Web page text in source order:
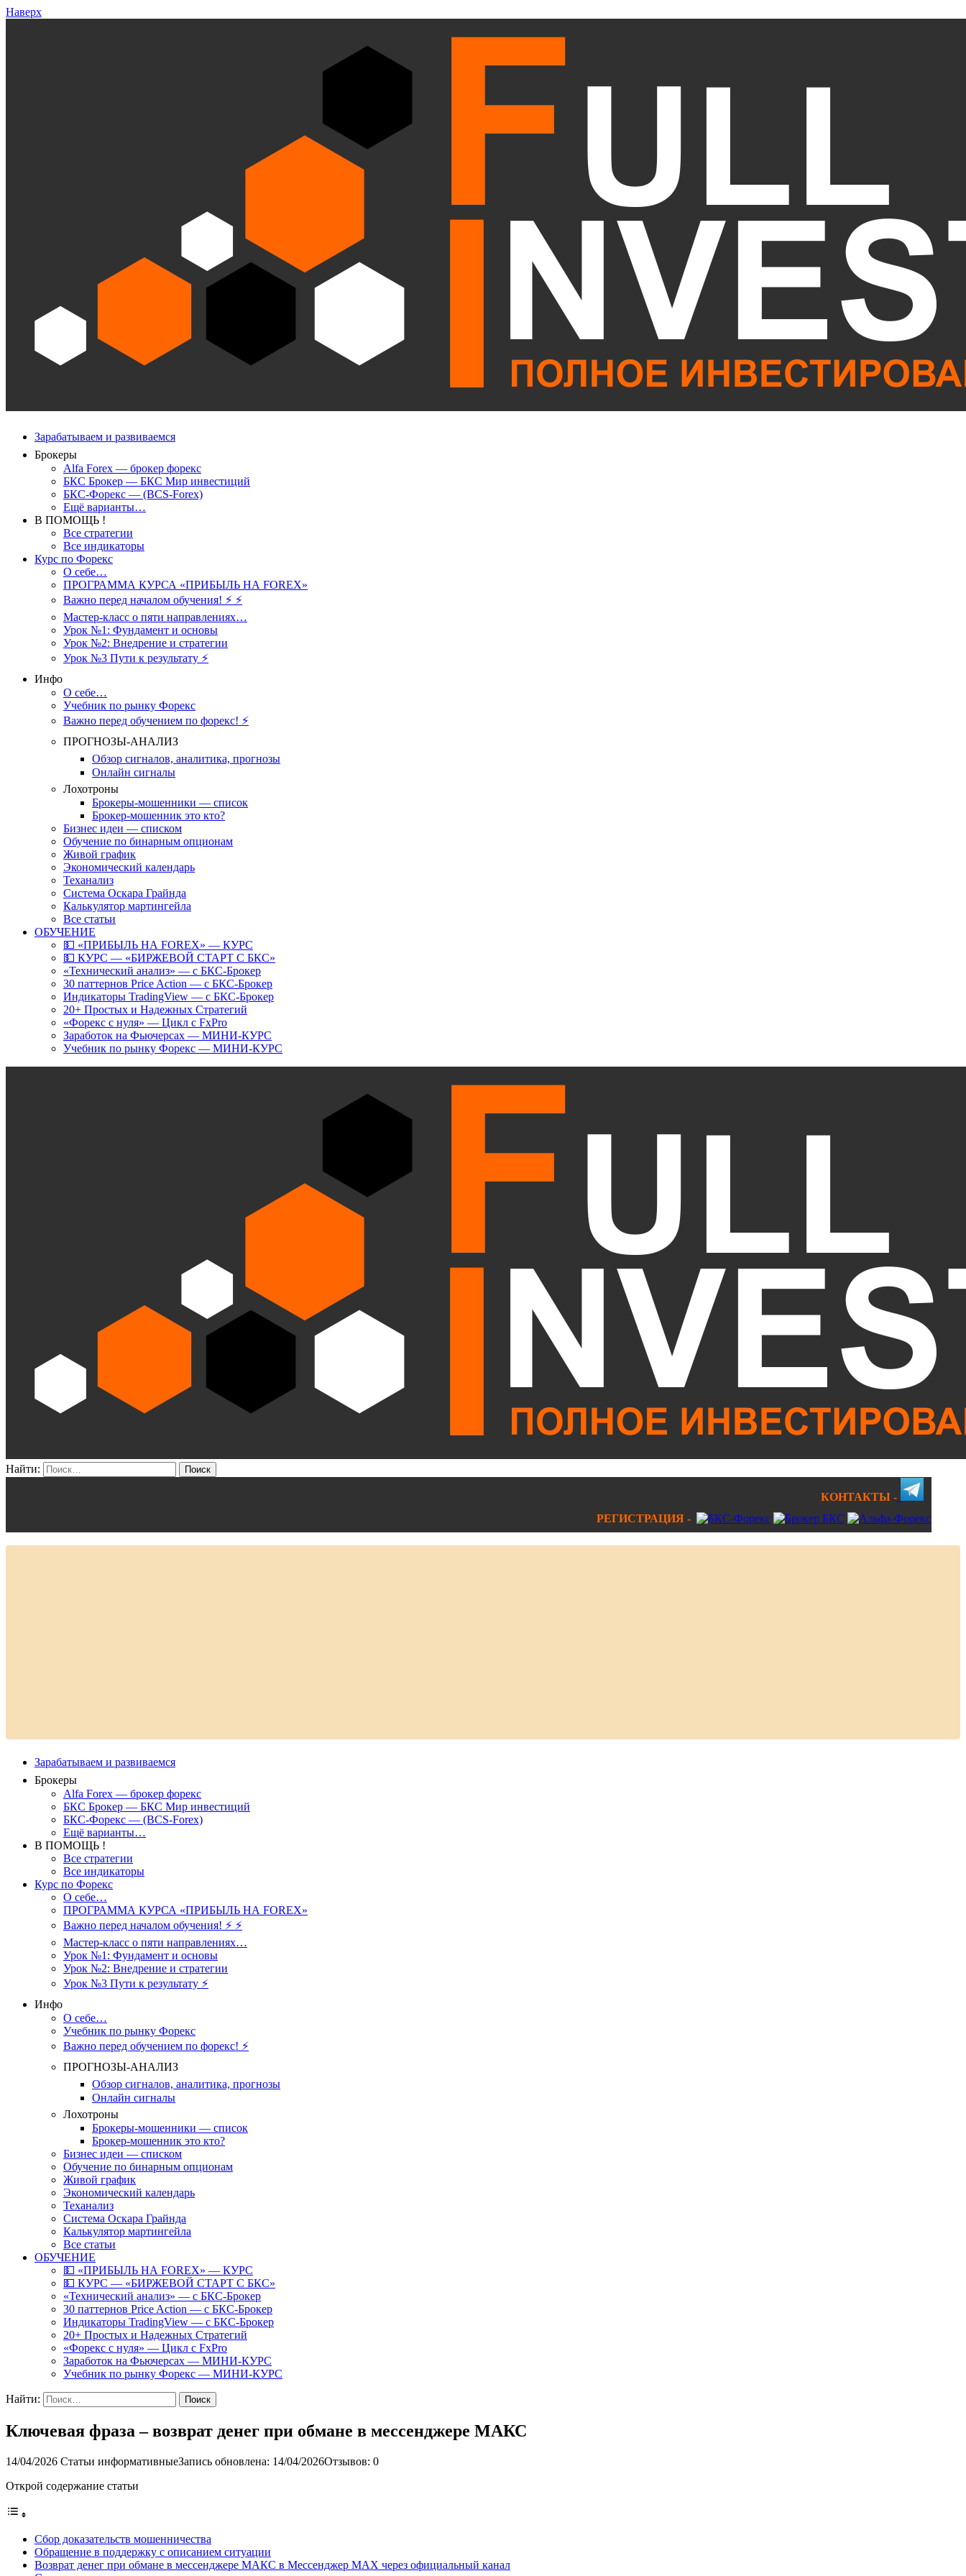
Наверх
Зарабатываем и развиваемся
Брокеры
Alfa Forex — брокер форекс
БКС Брокер — БКС Мир инвестиций
БКС-Форекс — (BCS-Forex)
Ещё варианты…
В ПОМОЩЬ !
Все стратегии
Все индикаторы
Курс по Форекс
О себе…
ПРОГРАММА КУРСА «ПРИБЫЛЬ НА FOREX»
Важно перед началом обучения! ⚡ ⚡
Мастер-класс о пяти направлениях…
Урок №1: Фундамент и основы
Урок №2: Внедрение и стратегии
Урок №3 Пути к результату ⚡️
Инфо
О себе…
Учебник по рынку Форекс
Важно перед обучением по форекс! ⚡
ПРОГНОЗЫ-АНАЛИЗ
Обзор сигналов, аналитика, прогнозы
Онлайн сигналы
Лохотроны
Брокеры-мошенники — список
Брокер-мошенник это кто?
Бизнес идеи — списком
Обучение по бинарным опционам
Живой график
Экономический календарь
Теханализ
Система Оскара Грайнда
Калькулятор мартингейла
Все статьи
ОБУЧЕНИЕ
💵 «ПРИБЫЛЬ НА FOREX» — КУРС
💵 КУРС — «БИРЖЕВОЙ СТАРТ С БКС»
«Технический анализ» — с БКС-Брокер
30 паттернов Price Action — с БКС-Брокер
Индикаторы TradingView — с БКС-Брокер
20+ Простых и Надежных Стратегий
«Форекс с нуля» — Цикл с FxPro
Заработок на Фьючерсах — МИНИ-КУРС
Учебник по рынку Форекс — МИНИ-КУРС
Найти:
КОНТАКТЫ -
РЕГИСТРАЦИЯ -
Зарабатываем и развиваемся
Брокеры
Alfa Forex — брокер форекс
БКС Брокер — БКС Мир инвестиций
БКС-Форекс — (BCS-Forex)
Ещё варианты…
В ПОМОЩЬ !
Все стратегии
Все индикаторы
Курс по Форекс
О себе…
ПРОГРАММА КУРСА «ПРИБЫЛЬ НА FOREX»
Важно перед началом обучения! ⚡ ⚡
Мастер-класс о пяти направлениях…
Урок №1: Фундамент и основы
Урок №2: Внедрение и стратегии
Урок №3 Пути к результату ⚡️
Инфо
О себе…
Учебник по рынку Форекс
Важно перед обучением по форекс! ⚡
ПРОГНОЗЫ-АНАЛИЗ
Обзор сигналов, аналитика, прогнозы
Онлайн сигналы
Лохотроны
Брокеры-мошенники — список
Брокер-мошенник это кто?
Бизнес идеи — списком
Обучение по бинарным опционам
Живой график
Экономический календарь
Теханализ
Система Оскара Грайнда
Калькулятор мартингейла
Все статьи
ОБУЧЕНИЕ
💵 «ПРИБЫЛЬ НА FOREX» — КУРС
💵 КУРС — «БИРЖЕВОЙ СТАРТ С БКС»
«Технический анализ» — с БКС-Брокер
30 паттернов Price Action — с БКС-Брокер
Индикаторы TradingView — с БКС-Брокер
20+ Простых и Надежных Стратегий
«Форекс с нуля» — Цикл с FxPro
Заработок на Фьючерсах — МИНИ-КУРС
Учебник по рынку Форекс — МИНИ-КУРС
Найти:
Ключевая фраза – возврат денег при обмане в мессенджере МАКС
14/04/2026 Статьи информативныеЗапись обновлена: 14/04/2026Отзывов: 0
Открой содержание статьи
Сбор доказательств мошенничества
Обращение в поддержку с описанием ситуации
Возврат денег при обмане в мессенджере МАКС в Мессенджер MAX через официальный канал